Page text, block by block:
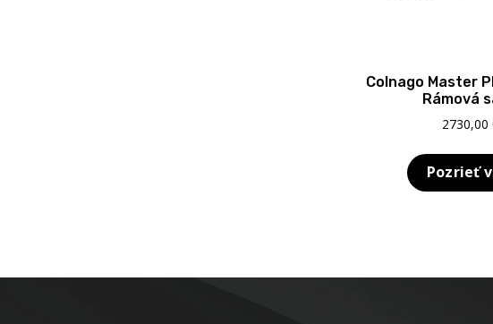
Colnago Master
Rámová
2730,00
Pozrieť